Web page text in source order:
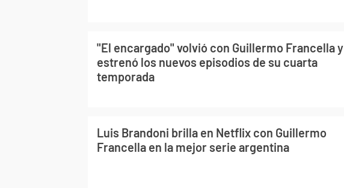
"El encargado" volvió con Guillermo Francella y
estrenó los nuevos episodios de su cuarta
temporada
Luis Brandoni brilla en Netflix con Guillermo
Francella en la mejor serie argentina